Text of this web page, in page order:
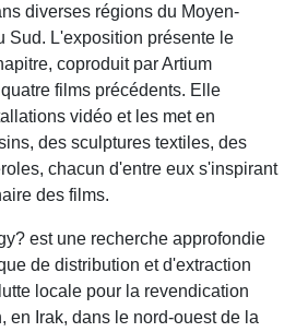
diverses régions du Moyen-
Sud. L'exposition présente le
coproduit par Artium
films précédents. Elle
vidéo et les met en
des sculptures textiles, des
chacun d'entre eux s'inspirant
des films.
est une recherche approfondie
de distribution et d'extraction
locale pour la revendication
en Irak, dans le nord-ouest de la